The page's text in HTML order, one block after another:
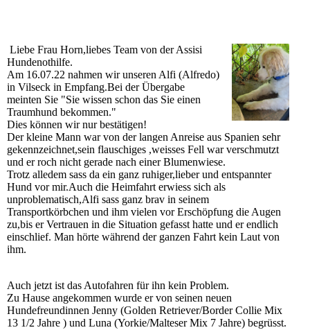
Liebe Frau Horn,liebes Team von der Assisi
Hundenothilfe.
Am 16.07.22 nahmen wir unseren Alfi (Alfredo)
in Vilseck in Empfang.Bei der Übergabe
meinten Sie "Sie wissen schon das Sie einen
Traumhund bekommen."
Dies können wir nur bestätigen!
Der kleine Mann war von der langen Anreise aus Spanien sehr
gekennzeichnet,sein flauschiges ,weisses Fell war verschmutzt
und er roch nicht gerade nach einer Blumenwiese.
Trotz alledem sass da ein ganz ruhiger,lieber und entspannter
Hund vor mir.Auch die Heimfahrt erwiess sich als
unproblematisch,Alfi sass ganz brav in seinem
Transportkörbchen und ihm vielen vor Erschöpfung die Augen
zu,bis er Vertrauen in die Situation gefasst hatte und er endlich
einschlief. Man hörte während der ganzen Fahrt kein Laut von
ihm.
Auch jetzt ist das Autofahren für ihn kein Problem.
Zu Hause angekommen wurde er von seinen neuen
Hundefreundinnen Jenny (Golden Retriever/Border Collie Mix
13 1/2 Jahre ) und Luna (Yorkie/Malteser Mix 7 Jahre) begrüsst.